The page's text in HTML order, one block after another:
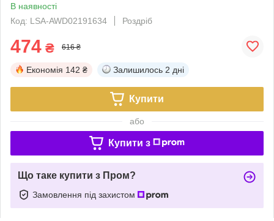
В наявності
Код: LSA-AWD02191634
Роздріб
474 ₴ 616 ₴
Економія 142 ₴ Залишилось 2 дні
Купити
або
Купити з
Що таке купити з Пром?
Замовлення під захистом